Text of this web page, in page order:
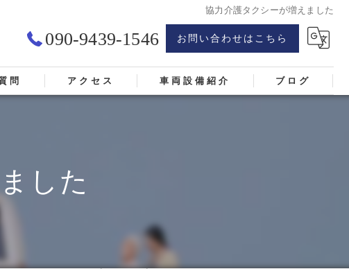
協力介護タクシーが増えました
090-9439-1546 お問い合わせはこちら
問 アクセス 車両設備紹介 ブログ
した